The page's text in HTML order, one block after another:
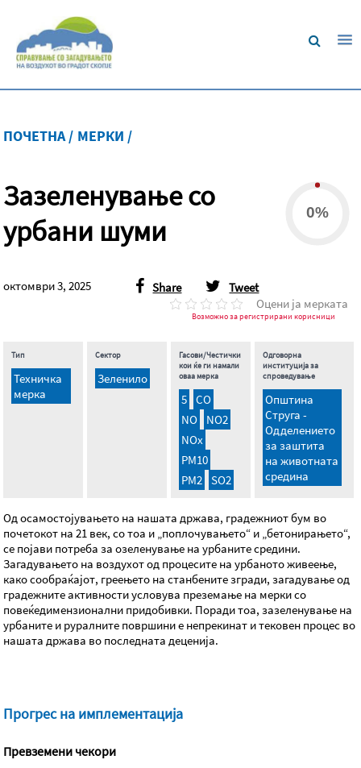
ПОЧЕТНА / МЕРКИ /
Зазеленување со
урбани шуми
0%
октомври 3, 2025 Share
Tweet
Оцени ја мерката
Возможно за регистрирани корисници
Тип
Техничка
мерка
Сектор
Зеленило
Гасови/Честички
кои ќе ги намали
оваа мерка
5 CO
NO
NO2
NОx
PM10
PM2 SO2
Одговорна
институција за
спроведување
Општина
Струга -
Одделението
за заштита
на животната
средина
Од осамостојувањето на нашата држава, градежниот бум во
почетокот на 21 век, со тоа и „поплочувањето“ и „бетонирањето“,
се појави потреба за озеленување на урбаните средини.
Загадувањето на воздухот од процесите на урбаното живеење,
како сообраќајот, греењето на станбените згради, загадување од
градежните активности условува преземање на мерки со
повеќедимензионални придобивки. Поради тоа, зазеленување на
урбаните и руралните површини е непрекинат и тековен процес во
нашата држава во последната деценија.
Прогрес на имплементација
Превземени чекори